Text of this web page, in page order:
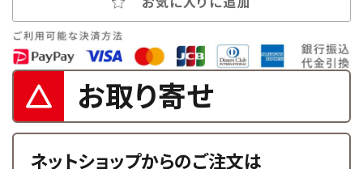
お取り寄せ
ネットショップからのご注文は